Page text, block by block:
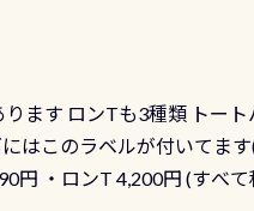
ます ロンTも3種類 トー
はこのラベルが付いてま
円 ・ロンT 4,200円 (すべ